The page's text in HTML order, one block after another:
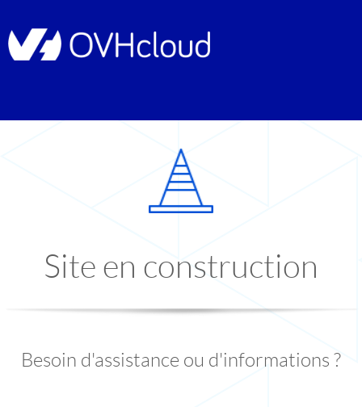
Site en construction
Besoin d'assistance ou d'informations ?